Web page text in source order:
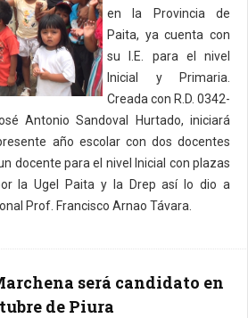
en la Provincia de
Paita, ya cuenta con
su I.E. para el nivel
Inicial y Primaria.
Creada con R.D. 0342-
Antonio Sandoval Hurtado, iniciará
año escolar con dos docentes
docente para el nivel Inicial con plazas
la Ugel Paita y la Drep así lo dio a
Prof. Francisco Arnao Távara.
será candidato en
de Piura